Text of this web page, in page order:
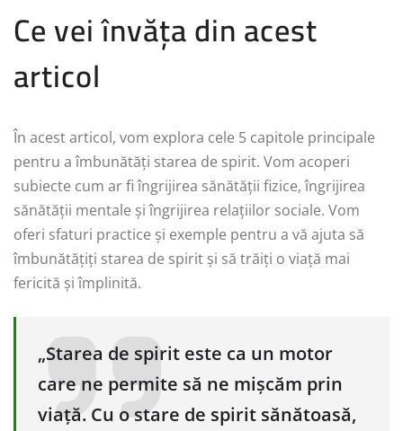
Ce vei învăța din acest
articol
În acest articol, vom explora cele 5 capitole principale
pentru a îmbunătăți starea de spirit. Vom acoperi
subiecte cum ar fi îngrijirea sănătății fizice, îngrijirea
sănătății mentale și îngrijirea relațiilor sociale. Vom
oferi sfaturi practice și exemple pentru a vă ajuta să
îmbunătățiți starea de spirit și să trăiți o viață mai
fericită și împlinită.
„Starea de spirit este ca un motor
care ne permite să ne mișcăm prin
viață. Cu o stare de spirit sănătoasă,